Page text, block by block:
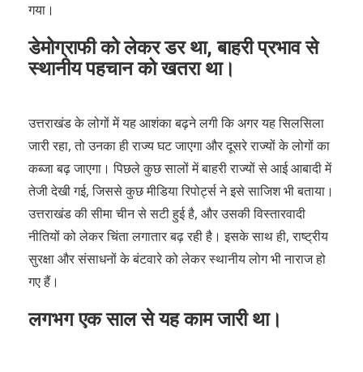
गया।
डेमोग्राफी को लेकर डर था, बाहरी प्रभाव से
स्थानीय पहचान को खतरा था।
उत्तराखंड के लोगों में यह आशंका बढ़ने लगी कि अगर यह सिलसिला
जारी रहा, तो उनका ही राज्य घट जाएगा और दूसरे राज्यों के लोगों का
कब्जा बढ़ जाएगा। पिछले कुछ सालों में बाहरी राज्यों से आई आबादी में
तेजी देखी गई, जिससे कुछ मीडिया रिपोर्ट्स ने इसे साजिश भी बताया।
उत्तराखंड की सीमा चीन से सटी हुई है, और उसकी विस्तारवादी
नीतियों को लेकर चिंता लगातार बढ़ रही है। इसके साथ ही, राष्ट्रीय
सुरक्षा और संसाधनों के बंटवारे को लेकर स्थानीय लोग भी नाराज हो
गए हैं।
लगभग एक साल से यह काम जारी था।